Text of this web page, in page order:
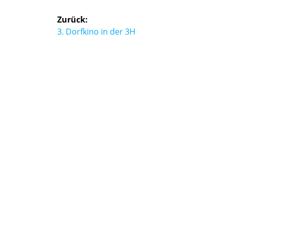
Beitragsnavigation
Zurück:
Vorheriger
3. Dorfkino in der 3H